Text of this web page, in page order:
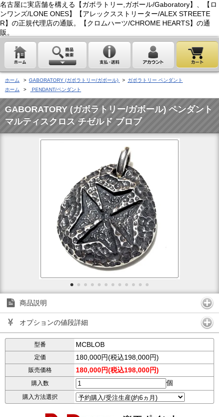
名古屋に実店舗を構える【ガボラトリー,ガボール/Gaboratory】、【ロ
ンワンズ/LONE ONES】【アレックスストリーター/ALEX STREETE
R】の正規代理店の通販。【クロムハーツ/CHROME HEARTS】の通
販。
ホーム > GABORATORY (ガボラトリー/ガボール) > ガボラトリー ペンダント
ホーム
> PENDANT/ペンダント
GABORATORY (ガボラトリー/ガボール) ペンダント
マルティスクロス チゼルド ブロブ
商品説明
オプションの値段詳細
型番 MCBLOB
定価 180,000円(税込198,000円)
販売価格 180,000円(税込198,000円)
購入数 個
購入方法選択